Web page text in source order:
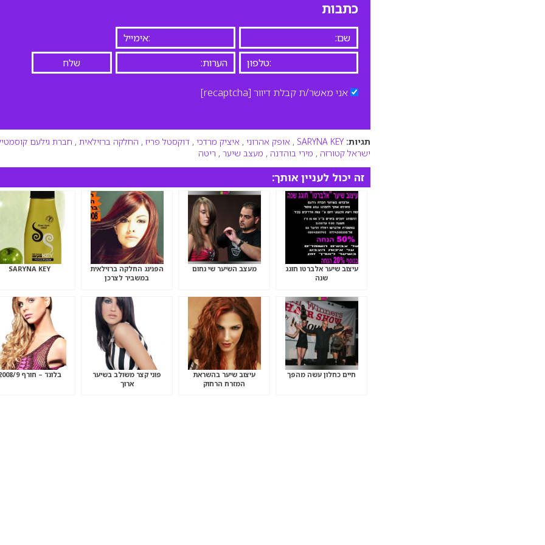
כתבות
אני מאשר/ת קבלת דיוור [recaptcha]
תגיות: SARYNA KEY
, אופק אהרוני , איציק מרדכי , דוקסטל פריז , החלקה ברזילאית , חברת גילעם
ישראל קטורזה , מירי בוהדנה , מעצב שיער , ריטה
זה יכול לעניין אותך:
עיצוב שיער אלברטו חוגג
שנה
מעצב השיער שי נחום
הפנינג החלקה ברזילאית
במשביר לצרכן
SARYNA KEY
חיים כחלון עשה מהפך
עיצוב שיער בהשראת
המזרח הרחוק
פוני קצר משולב בשיער
ארוך
בלונד – חורף 2008/9